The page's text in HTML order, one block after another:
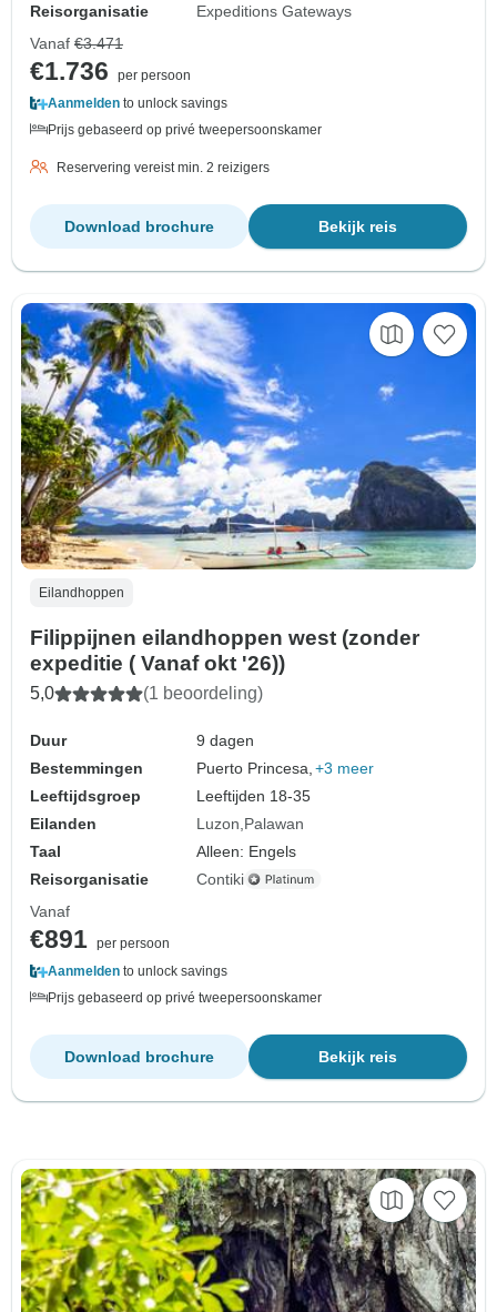
Reisorganisatie
Expeditions Gateways
Vanaf €3.471
€1.736
per persoon
Aanmelden to unlock savings
Prijs gebaseerd op privé tweepersoonskamer
Reservering vereist min. 2 reizigers
Bekijk reis
Download brochure
Eilandhoppen
Filippijnen eilandhoppen west (zonder
expeditie ( Vanaf okt '26))
5,0 (1 beoordeling)
Duur
9 dagen
Bestemmingen
Puerto Princesa, +3 meer
Leeftijdsgroep
Leeftijden 18-35
Eilanden
Luzon Palawan
Taal
Alleen: Engels
Reisorganisatie
Contiki
Vanaf
€891 per persoon
Aanmelden to unlock savings
Prijs gebaseerd op privé tweepersoonskamer
Bekijk reis
Download brochure